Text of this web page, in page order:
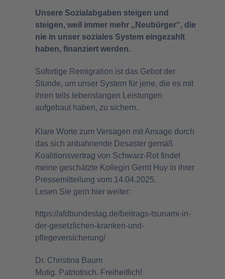
Unsere Sozialabgaben steigen und
steigen, weil immer mehr „Neubürger“, die
nie in unser soziales System eingezahlt
haben, finanziert werden.
Sofortige Remigration ist das Gebot der
Stunde, um unser System für jene, die es mit
ihren teils lebenslangen Leistungen
aufgebaut haben, zu sichern.
Klare Worte zum Versagen mit Ansage durch
das sich anbahnende Desaster gemäß
Koalitionsvertrag von Schwarz-Rot findet
meine geschätzte Kollegin Gerrit Huy in ihrer
Pressemitteilung vom 14.04.2025.
Lesen Sie gern hier weiter:
https://afdbundestag.de/beitrags-tsunami-in-
der-gesetzlichen-kranken-und-
pflegeversicherung/
Dr. Christina Baum
Mutig. Patriotisch. Freiheitlich!